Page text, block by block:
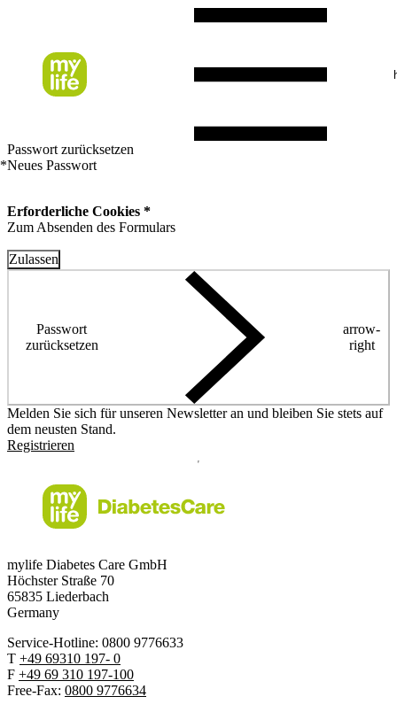
Passwort zurücksetzen
*Neues Passwort
Erforderliche Cookies *
Zum Absenden des Formulars
Zulassen
Passwort
zurücksetzen
arrow-
right
Melden Sie sich für unseren Newsletter an und bleiben Sie stets auf
dem neusten Stand.
Registrieren
mylife Diabetes Care GmbH
Höchster Straße 70
65835 Liederbach
Germany
Service-Hotline: 0800 9776633
T +49 69310 197- 0
F +49 69 310 197-100
Free-Fax: 0800 9776634